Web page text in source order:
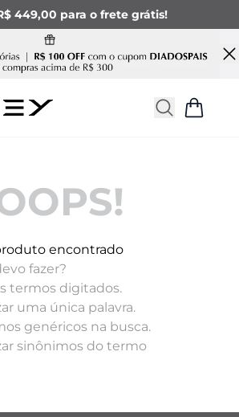
449,00 para o frete grátis!
encontrado
fazer?
termos digitados.
uma única palavra.
genéricos na busca.
sinônimos do termo